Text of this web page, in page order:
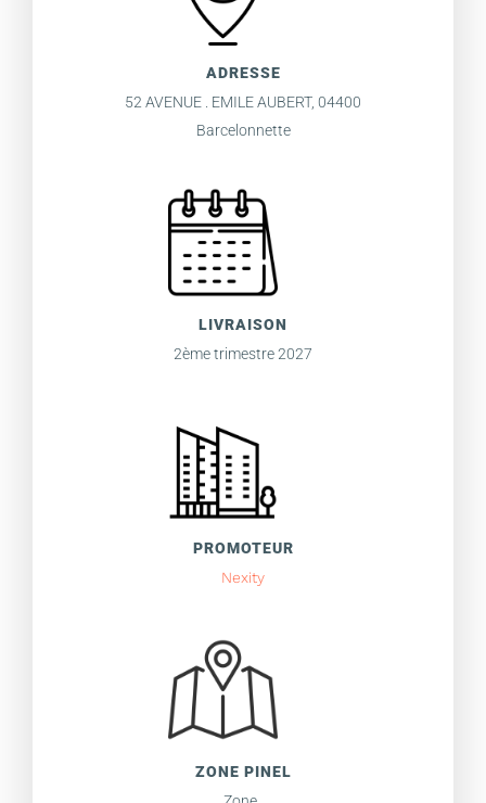
ADRESSE
52 AVENUE . EMILE AUBERT, 04400
Barcelonnette
LIVRAISON
2ème trimestre 2027
PROMOTEUR
Nexity
ZONE PINEL